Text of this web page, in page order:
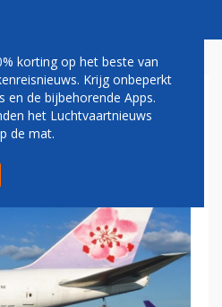
PROFITEERT
KOORTS
korting op het beste van
Krijg onbeperkt
de bijbehorende Apps.
het Luchtvaartnieuws
de mat.